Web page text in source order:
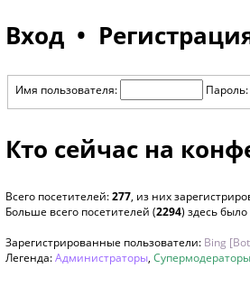
Вход •
Имя пользователя: Пароль:
Кто сейчас на
Всего посетителей:277, из них
Больше всего посетителей (2294) здесь
Зарегистрированные пользователи: Bing
Легенда:Администраторы, Супермодераторы